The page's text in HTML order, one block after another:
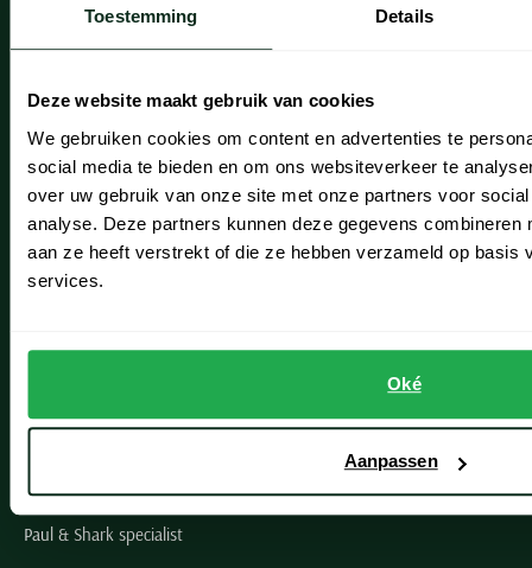
Toestemming Details
Deze website maakt gebruik van cookies
We gebruiken cookies om content en advertenties te
social media te bieden en om ons websiteverkeer te
over uw gebruik van onze site met onze partners voor
analyse. Deze partners kunnen deze gegevens combineren
aan ze heeft verstrekt of die ze hebben verzameld op basis
services.
Oké
Aanpassen
Onze winkels
Heemstede
Hillegom
Lisse
Noordwijk
Schulte Herenmode
Grote maten herenkleding
Paul & Shark specialist